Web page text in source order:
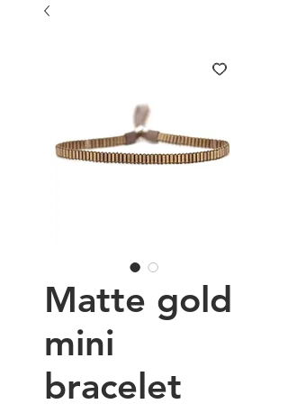
Matte gold
mini
bracelet